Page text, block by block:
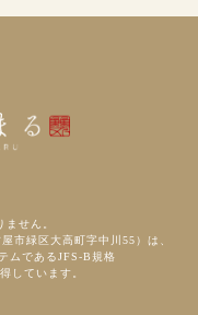
ません。
市緑区大高町字中川55）は、
ムであるJFS-B規格
しています。